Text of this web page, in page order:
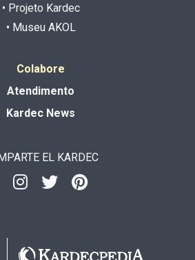
• Projeto Kardec
• Museu AKOL
Colabore
Atendimento
Kardec News
EL KARDEC